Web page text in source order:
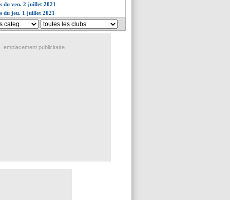
du ven. 2 juillet 2021
du jeu. 1 juillet 2021
emplacement publicitaire